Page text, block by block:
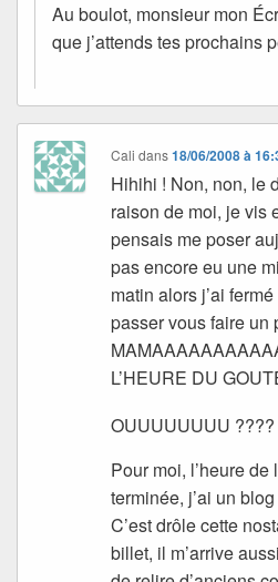
Au boulot, monsieur mon
que j’attends tes prochains
Cali dans18/06/2008 à
Hihihi ! Non, non, le
raison de moi, je vis
pensais me poser
pas encore eu une
matin alors j’ai
passer vous faire un
L’HEURE DU
OUUUUUUUU
Pour moi, l’heure
terminée, j’ai un
C’est drôle cette
billet, il m’arrive